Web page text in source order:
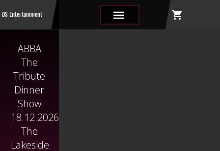
DS Entertainment ||| shopping_cart
ABBA
The
Tribute
Dinner
Show
18.12.2026
The
Lakeside